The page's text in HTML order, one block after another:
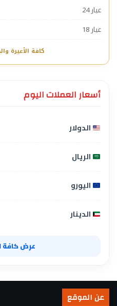
عيار 24
عيار 18
كافة الأعيرة
أسعار العملات اليوم
الدولار
الريال
اليورو
الدينار
عرض كافة
عن الموقع